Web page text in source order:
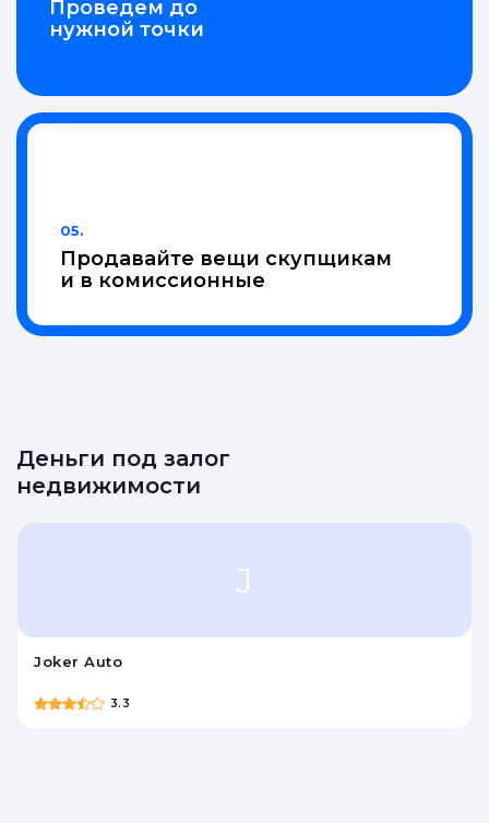
Проведем до
нужной точки
05.
Продавайте вещи скупщикам
и в комиссионные
Деньги под залог
недвижимости
J
Joker Auto
3.3